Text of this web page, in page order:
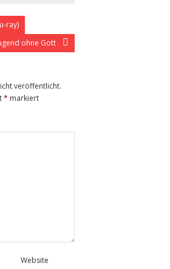
ray)
ohne Gott
veröffentlicht.
* markiert
Website